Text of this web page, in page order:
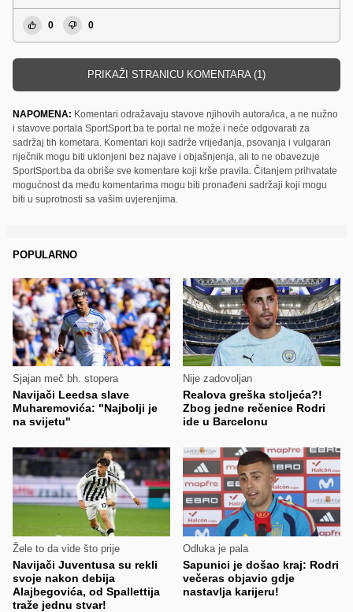
0 0
PRIKAŽI STRANICU KOMENTARA (1)
NAPOMENA: Komentari odražavaju stavove njihovih autora/ica, a ne nužno
i stavove portala SportSport.ba te portal ne može i neće odgovarati za
sadržaj tih kometara. Komentari koji sadrže vrijeđanja, psovanja i vulgaran
riječnik mogu biti uklonjeni bez najave i objašnjenja, ali to ne obavezuje
SportSport.ba da obriše sve komentare koji krše pravila. Čitanjem prihvatate
mogućnost da među komentarima mogu biti pronađeni sadržaji koji mogu
biti u suprotnosti sa vašim uvjerenjima.
POPULARNO
Sjajan meč bh. stopera
Navijači Leedsa slave
Muharemovića: "Najbolji je
na svijetu"
Nije zadovoljan
Realova greška stoljeća?!
Zbog jedne rečenice Rodri
ide u Barcelonu
Žele to da vide što prije
Navijači Juventusa su rekli
svoje nakon debija
Alajbegovića, od Spallettija
traže jednu stvar!
Odluka je pala
Sapunici je došao kraj: Rodri
večeras objavio gdje
nastavlja karijeru!